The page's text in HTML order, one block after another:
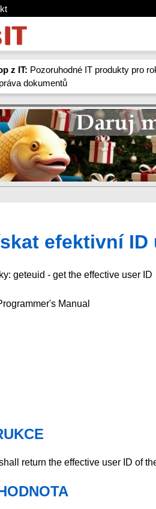
z IT: Pozoruhodné IT produkty pro
dokumentů
efektivní ID
geteuid - get the effective user ID
Manual
return the effective user ID of